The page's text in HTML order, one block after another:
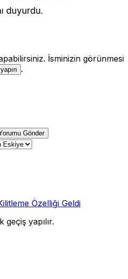
duyurdu.
İsminizin görünmesi
.
Gönder
Özelliği Geldi
geçiş yapılır.